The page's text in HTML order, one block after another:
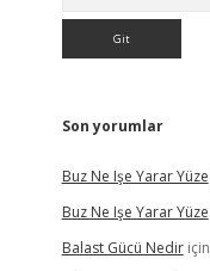
Son yorumlar
Buz Ne Işe Yarar Yüze
Buz Ne Işe Yarar Yüze
Balast Gücü Nediriçin